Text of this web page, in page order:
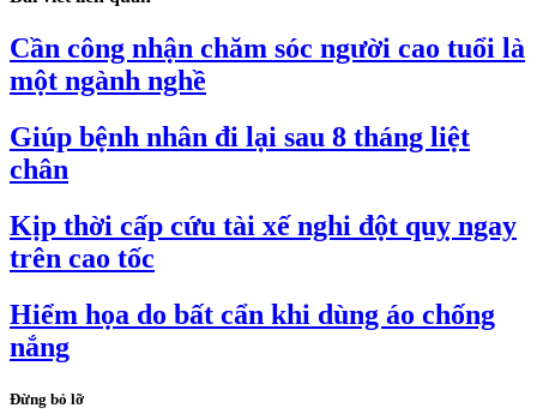
Cần công nhận chăm sóc người cao tuổi là
một ngành nghề
Giúp bệnh nhân đi lại sau 8 tháng liệt
chân
Kịp thời cấp cứu tài xế nghi đột quỵ ngay
trên cao tốc
Hiểm họa do bất cẩn khi dùng áo chống
nắng
Đừng bỏ lỡ